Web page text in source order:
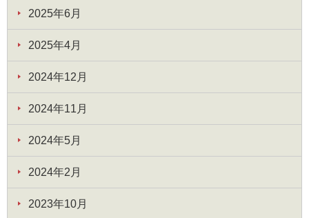
2025年6月
2025年4月
2024年12月
2024年11月
2024年5月
2024年2月
2023年10月